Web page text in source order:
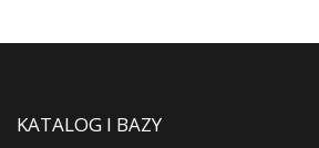
KATALOG I BAZY